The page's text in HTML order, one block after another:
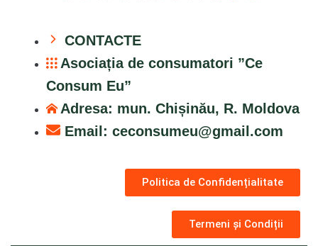
CONTACTE
Asociația de consumatori ”Ce
Consum Eu”
Adresa: mun. Chișinău, R. Moldova
Email: ceconsumeu@gmail.com
Politica de Confidențialitate
Termeni și Condiții